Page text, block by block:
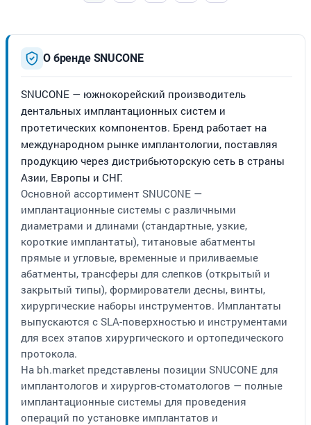
О бренде SNUCONE
SNUCONE — южнокорейский производитель
дентальных имплантационных систем и
протетических компонентов. Бренд работает на
международном рынке имплантологии, поставляя
продукцию через дистрибьюторскую сеть в страны
Азии, Европы и СНГ.
Основной ассортимент SNUCONE —
имплантационные системы с различными
диаметрами и длинами (стандартные, узкие,
короткие имплантаты), титановые абатменты
прямые и угловые, временные и приливаемые
абатменты, трансферы для слепков (открытый и
закрытый типы), формирователи десны, винты,
хирургические наборы инструментов. Имплантаты
выпускаются с SLA-поверхностью и инструментами
для всех этапов хирургического и ортопедического
протокола.
На bh.market представлены позиции SNUCONE для
имплантологов и хирургов-стоматологов — полные
имплантационные системы для проведения
операций по установке имплантатов и